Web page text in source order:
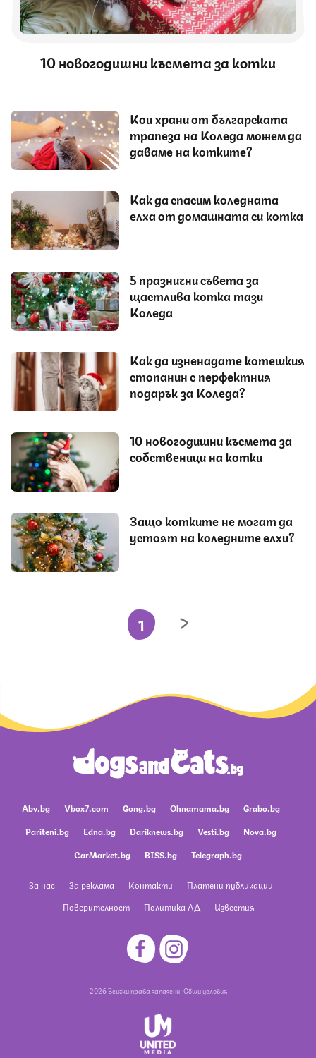
10 новогодишни късмета за котки
Кои храни от българската
трапеза на Коледа можем да
даваме на котките?
Как да спасим коледната
елха от домашната си котка
5 празнични съвета за
щастлива котка тази
Коледа
Как да изненадате котешкия
стопанин с перфектния
подарък за Коледа?
10 новогодишни късмета за
собственици на котки
Защо котките не могат да
устоят на коледните елхи?
1
Abv.bg Vbox7.com Gong.bg Ohnamama.bg
Grabo.bg
Pariteni.bg
Edna.bg Dariknews.bg Vesti.bg
Nova.bg
CarMarket.bg
BISS.bg Telegraph.bg
За нас За реклама Контакти
Платени публикации
Поверителност
Политика ЛД Известия
2026 Всички права запазени. Общи условия